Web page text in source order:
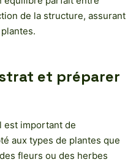
de la structure, assurant
et préparer
est important de
aux types de plantes que
fleurs ou des herbes